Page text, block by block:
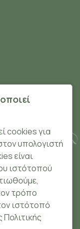
cookies για
υπολογιστή
είναι
ιστότοπού
τρόπο
ιστότοπό